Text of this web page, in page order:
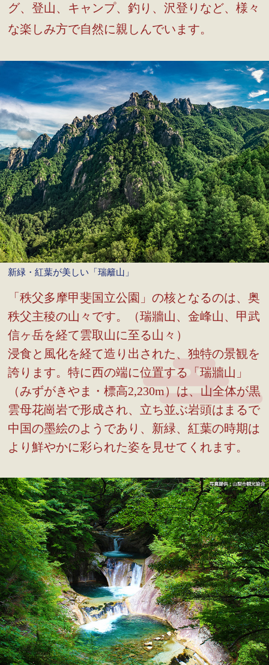
グ、登山、キャンプ、釣り、沢登りなど、様々
な楽しみ方で自然に親しんでいます。
新緑・紅葉が美しい「瑞籬山」
「秩父多摩甲斐国立公園」の核となるのは、奥
秩父主稜の山々です。（瑞牆山、金峰山、甲武
信ヶ岳を経て雲取山に至る山々）
浸食と風化を経て造り出された、独特の景観を
誇ります。特に西の端に位置する「瑞牆山」
（みずがきやま・標高2,230m）は、山全体が黒
雲母花崗岩で形成され、立ち並ぶ岩頭はまるで
中国の墨絵のようであり、新緑、紅葉の時期は
より鮮やかに彩られた姿を見せてくれます。